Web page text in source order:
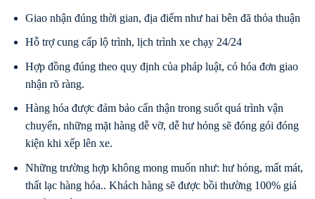
Giao nhận đúng thời gian, địa điểm như hai bên đã thỏa thuận
Hỗ trợ cung cấp lộ trình, lịch trình xe chạy 24/24
Hợp đồng đúng theo quy định của pháp luật, có hóa đơn giao
nhận rõ ràng.
Hàng hóa được đảm bảo cẩn thận trong suốt quá trình vận
chuyển, những mặt hàng dễ vỡ, dễ hư hỏng sẽ đóng gói đóng
kiện khi xếp lên xe.
Những trường hợp không mong muốn như: hư hỏng, mất mát,
thất lạc hàng hóa.. Khách hàng sẽ được bồi thường 100% giá